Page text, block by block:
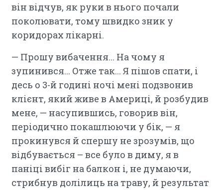
він відчув, як руки в нього почали
поколювати, тому швидко зник у
коридорах лікарні.
— Прошу вибачення... На чому я
зупинився... Отже так... Я пішов спати, і
десь о 3-й годині ночі мені подзвонив
клієнт, який живе в Америці, й розбудив
мене, — насупившись, говорив він,
періодично покашлюючи у бік, — я
прокинувся й спершу не зрозумів, що
відбувається – все було в диму, я в
паніці вибіг на балкон і, не думаючи,
стрибнув долілиць на траву, й результат